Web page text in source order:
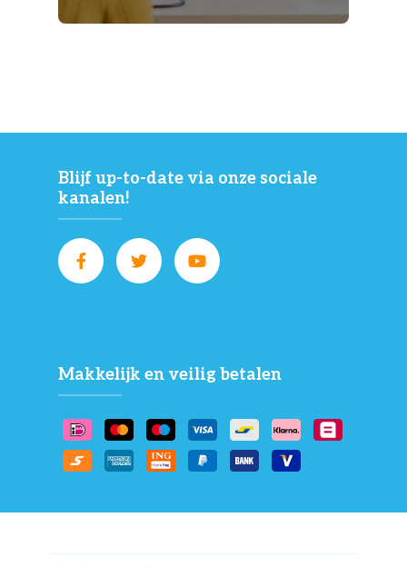
Blijf up-to-date via onze sociale
kanalen!
Makkelijk en veilig betalen